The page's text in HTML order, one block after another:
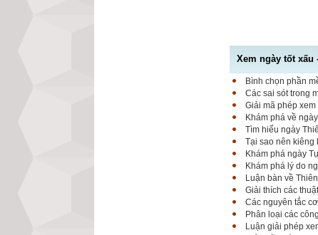
Xem ngày tốt xấu
Bình chọn phần
Các sai sót trong
Giải mã phép
Khám phá về
Tìm hiểu ngày
Tại sao nên kiêng
Khám phá ngày
Khám phá lý do
Luận bàn về
Giải thích các
Các nguyên tắc
Phân loại các
Luận giải phép